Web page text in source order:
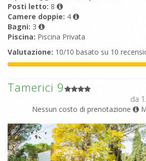
Posti letto: 8
Camere doppie: 4
Bagni: 3
Piscina: Piscina Privata
Valutazione: 10/10 basato su 10
Tamerici 9
da
Nessun costo di prenotazione